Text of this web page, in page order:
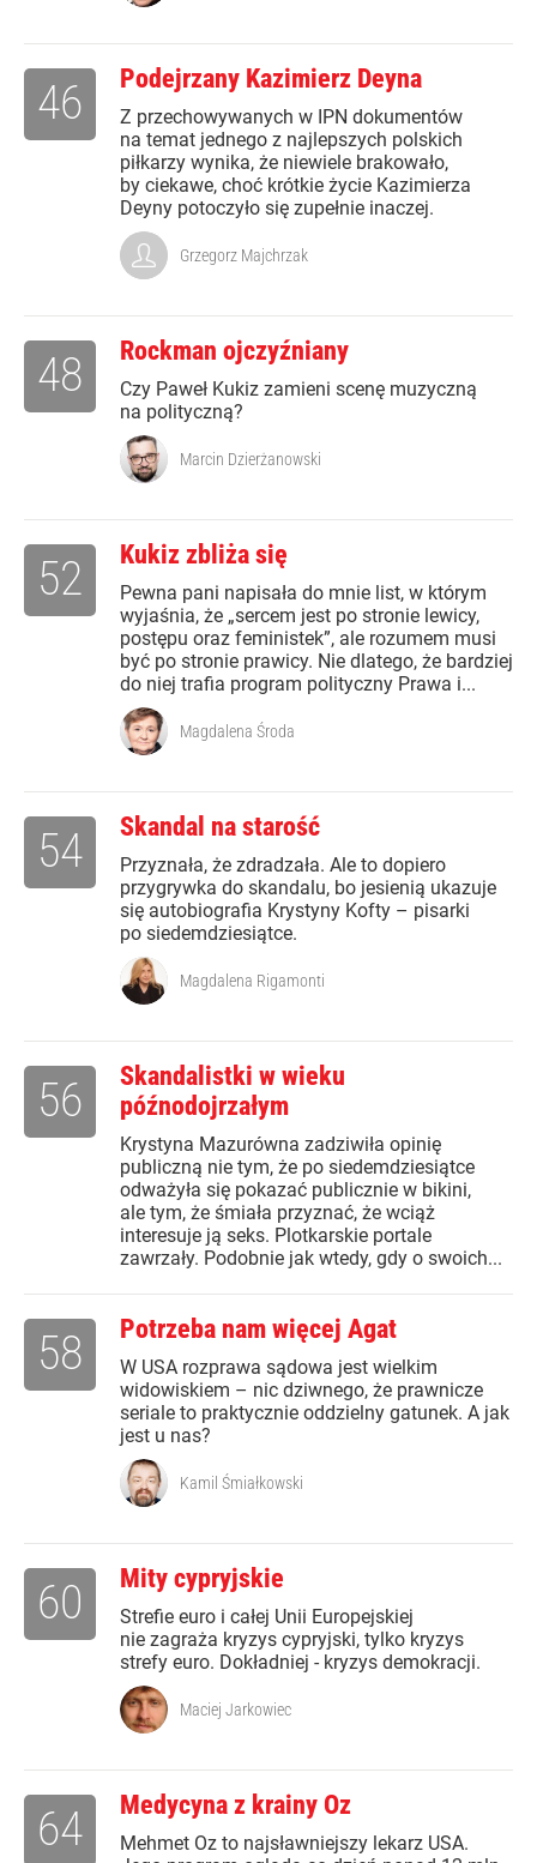
Podejrzany Kazimierz Deyna
Z przechowywanych w IPN dokumentów
na temat jednego z najlepszych polskich
piłkarzy wynika, że niewiele brakowało,
by ciekawe, choć krótkie życie Kazimierza
Deyny potoczyło się zupełnie inaczej.
46
Grzegorz Majchrzak
Rockman ojczyźniany
Czy Paweł Kukiz zamieni scenę muzyczną
na polityczną?
48
Marcin Dzierżanowski
Kukiz zbliża się
Pewna pani napisała do mnie list, w którym
wyjaśnia, że „sercem jest po stronie lewicy,
postępu oraz feministek”, ale rozumem musi
być po stronie prawicy. Nie dlatego, że bardziej
do niej trafia program polityczny Prawa i...
52
Magdalena Środa
Skandal na starość
Przyznała, że zdradzała. Ale to dopiero
przygrywka do skandalu, bo jesienią ukazuje
się autobiografia Krystyny Kofty – pisarki
po siedemdziesiątce.
54
Magdalena Rigamonti
Skandalistki w wieku
późnodojrzałym
Krystyna Mazurówna zadziwiła opinię
publiczną nie tym, że po siedemdziesiątce
odważyła się pokazać publicznie w bikini,
ale tym, że śmiała przyznać, że wciąż
interesuje ją seks. Plotkarskie portale
zawrzały. Podobnie jak wtedy, gdy o swoich...
56
Potrzeba nam więcej Agat
W USA rozprawa sądowa jest wielkim
widowiskiem – nic dziwnego, że prawnicze
seriale to praktycznie oddzielny gatunek. A jak
jest u nas?
58
Kamil Śmiałkowski
Mity cypryjskie
Strefie euro i całej Unii Europejskiej
nie zagraża kryzys cypryjski, tylko kryzys
strefy euro. Dokładniej - kryzys demokracji.
60
Maciej Jarkowiec
Medycyna z krainy Oz
Mehmet Oz to najsławniejszy lekarz USA.
64